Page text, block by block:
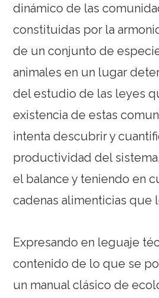
dinámico de las
constituidas por la
de un conjunto de
animales en un lugar
del estudio de las leyes
existencia de estas
intenta descubrir y
productividad del
el balance y teniendo en
cadenas alimenticias que
Expresando en leguaje
contenido de lo que se
un manual clásico de